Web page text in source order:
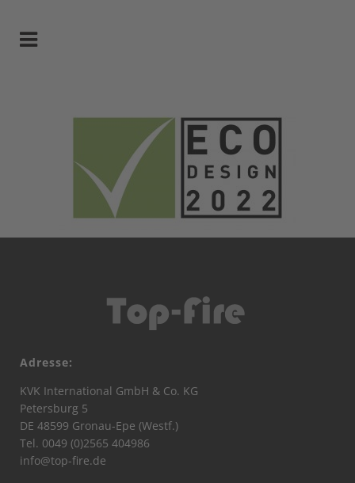
Adresse:
KVK International GmbH & Co. KG
Petersburg 5
DE 48599 Gronau-Epe (Westf.)
Tel. 0049 (0)2565 404986
info@top-fire.de